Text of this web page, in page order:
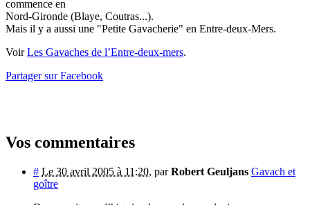
commence en
Nord-Gironde (Blaye, Coutras...).
Mais il y a aussi une "Petite Gavacherie" en Entre-deux-Mers.
VoirLes Gavaches de l’Entre-deux-mers.
Partager sur Facebook
Vos commentaires
# Le 30 avril 2005 à 11:20, parRobert Geuljans Gavach et
goître